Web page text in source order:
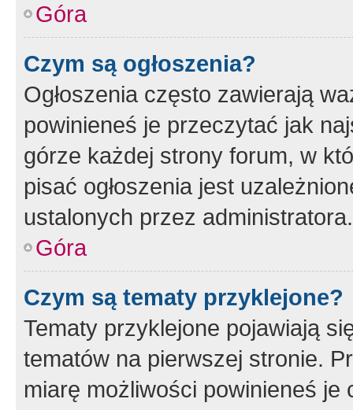
Góra
Czym są ogłoszenia?
Ogłoszenia często zawierają
powinieneś je przeczytać jak
górze każdej strony forum, w
pisać ogłoszenia jest
ustalonych przez administratora.
Góra
Czym są tematy przyklejone?
Tematy przyklejone pojawiają
tematów na pierwszej stronie.
miarę możliwości powinieneś je